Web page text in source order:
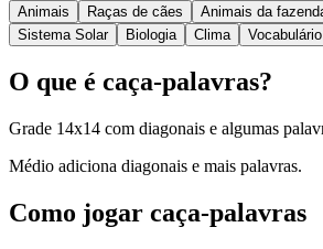
Animais Raças de cães Animais da
Sistema Solar
Biologia Clima Vocabulário
O que é caça-palavras?
Grade 14x14 com diagonais e algumas
Médio adiciona diagonais e mais palavras.
Como jogar caça-palavras